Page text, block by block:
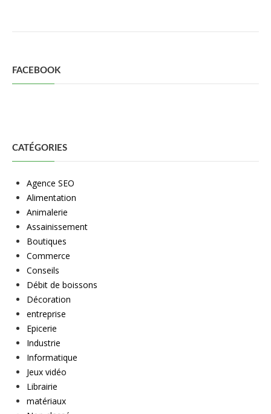
FACEBOOK
CATÉGORIES
Agence SEO
Alimentation
Animalerie
Assainissement
Boutiques
Commerce
Conseils
Débit de boissons
Décoration
entreprise
Epicerie
Industrie
Informatique
Jeux vidéo
Librairie
matériaux